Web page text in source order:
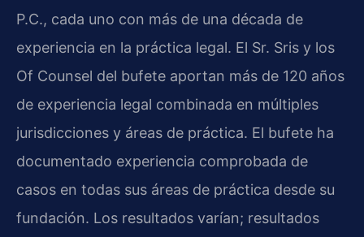
P.C., cada uno con más de una década de
experiencia en la práctica legal. El Sr. Sris y los
Of Counsel del bufete aportan más de 120 años
de experiencia legal combinada en múltiples
jurisdicciones y áreas de práctica. El bufete ha
documentado experiencia comprobada de
casos en todas sus áreas de práctica desde su
fundación. Los resultados varían; resultados